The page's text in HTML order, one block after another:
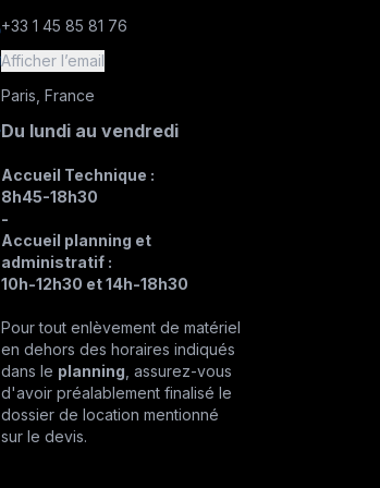
+33 1 45 85 81 76
Afficher l’email
Paris, France
Du lundi au vendredi
Accueil Technique :
8h45-18h30
-
Accueil planning et
administratif :
10h-12h30 et 14h-18h30
Pour tout enlèvement de matériel
en dehors des horaires indiqués
dans le planning , assurez-vous
d'avoir préalablement finalisé le
dossier de location mentionné
sur le devis.